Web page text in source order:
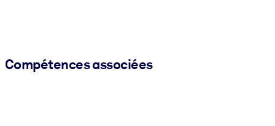
Compétences associées